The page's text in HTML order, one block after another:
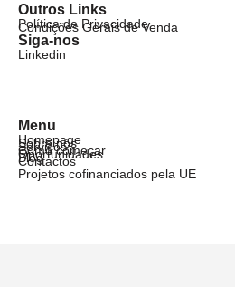
Menu
Homepage
Sobre nós
Serviços
Como começar
Oportunidades
Blog
Contactos
Projetos cofinanciados pela UE
Outros Links
Política de Privacidade
Condições Gerais de Venda
Siga-nos
Linkedin